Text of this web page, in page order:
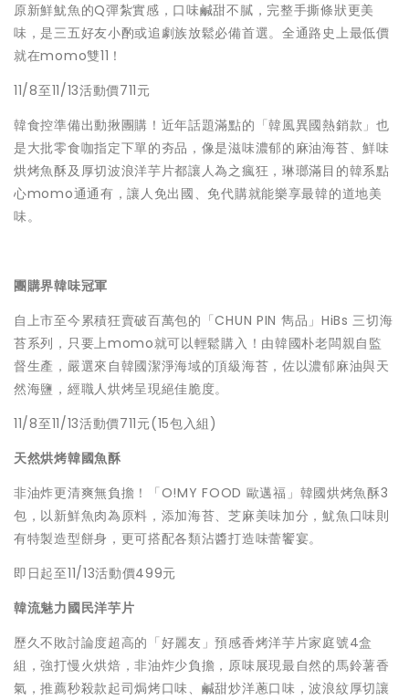
原新鮮魷魚的Q彈紮實感，口味鹹甜不膩，完整手撕條狀更美
味，是三五好友小酌或追劇族放鬆必備首選。全通路史上最低價
就在momo雙11！
11/8至11/13活動價711元
韓食控準備出動揪團購！近年話題滿點的「韓風異國熱銷款」也
是大批零食咖指定下單的夯品，像是滋味濃郁的麻油海苔、鮮味
烘烤魚酥及厚切波浪洋芋片都讓人為之瘋狂，琳瑯滿目的韓系點
心momo通通有，讓人免出國、免代購就能樂享最韓的道地美
味。
團購界韓味冠軍
自上市至今累積狂賣破百萬包的「CHUN PIN 雋品」HiBs 三切海
苔系列，只要上momo就可以輕鬆購入！由韓國朴老闆親自監
督生產，嚴選來自韓國潔淨海域的頂級海苔，佐以濃郁麻油與天
然海鹽，經職人烘烤呈現絕佳脆度。
11/8至11/13活動價711元(15包入組)
天然烘烤韓國魚酥
非油炸更清爽無負擔！「O!MY FOOD 歐邁福」韓國烘烤魚酥3
包，以新鮮魚肉為原料，添加海苔、芝麻美味加分，魷魚口味則
有特製造型餅身，更可搭配各類沾醬打造味蕾饗宴。
即日起至11/13活動價499元
韓流魅力國民洋芋片
歷久不敗討論度超高的「好麗友」預感香烤洋芋片家庭號4盒
組，強打慢火烘焙，非油炸少負擔，原味展現最自然的馬鈴薯香
氣，推薦秒殺款起司焗烤口味、鹹甜炒洋蔥口味，波浪紋厚切讓